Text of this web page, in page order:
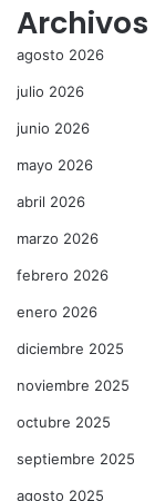
Archivos
agosto 2026
julio 2026
junio 2026
mayo 2026
abril 2026
marzo 2026
febrero 2026
enero 2026
diciembre 2025
noviembre 2025
octubre 2025
septiembre 2025
agosto 2025